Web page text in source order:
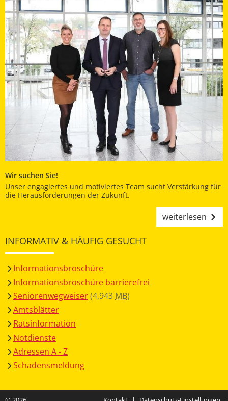
Wir suchen Sie!
Unser engagiertes und motiviertes Team sucht Verstärkung für
die Herausforderungen der Zukunft.
weiterlesen
INFORMATIV & HÄUFIG GESUCHT
Informationsbroschüre
Informationsbroschüre barrierefrei
Seniorenwegweiser(4,943 MB)
Amtsblätter
Ratsinformation
Notdienste
Adressen A - Z
Schadensmeldung